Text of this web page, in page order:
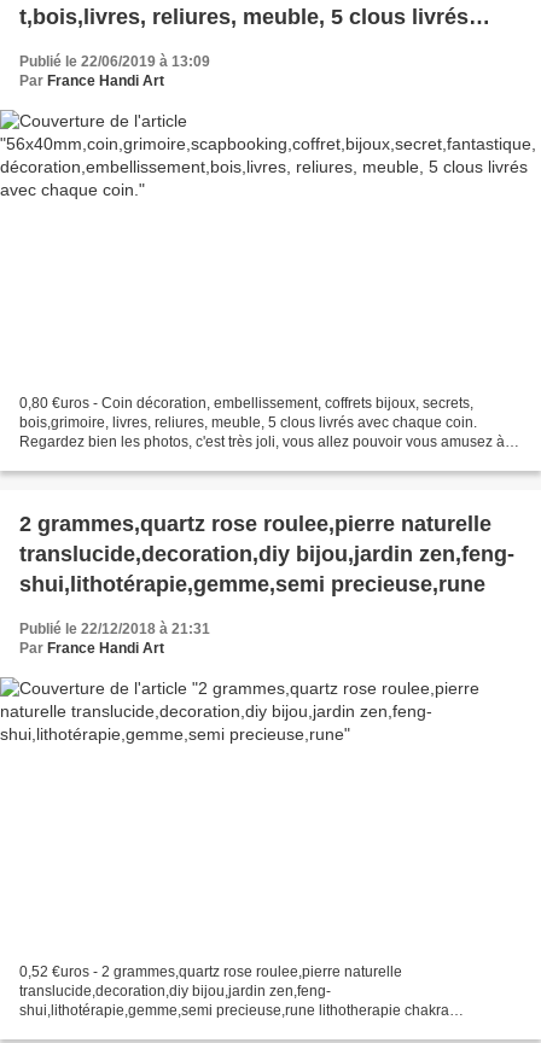
t,bois,livres, reliures, meuble, 5 clous livrés
Publié le 22/06/2019 à 13:09
Par France Handi Art
0,80 €uros - Coin décoration, embellissement, coffrets bijoux, secrets,
bois,grimoire, livres, reliures, meuble, 5 clous livrés avec chaque coin.
Regardez bien les photos, c'est très joli, vous allez pouvoir vous amusez à
2 grammes,quartz rose roulee,pierre naturelle
translucide,decoration,diy bijou,jardin zen,feng-
shui,lithotérapie,gemme,semi precieuse,rune
Publié le 22/12/2018 à 21:31
Par France Handi Art
0,52 €uros - 2 grammes,quartz rose roulee,pierre naturelle
translucide,decoration,diy bijou,jardin zen,feng-
shui,lithotérapie,gemme,semi precieuse,rune lithotherapie chakra